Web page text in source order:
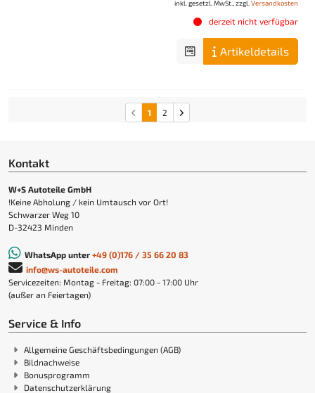
inkl. gesetzl. MwSt., zzgl. Versandkosten
derzeit nicht verfügbar
Artikeldetails
1 2
Kontakt
W+S Autoteile GmbH
!Keine Abholung / kein Umtausch vor Ort!
Schwarzer Weg 10
D-32423 Minden
WhatsApp unter +49 (0)176 / 35 66 20 83
info@ws-autoteile.com
Servicezeiten: Montag - Freitag: 07:00 - 17:00 Uhr
(außer an Feiertagen)
Service & Info
Allgemeine Geschäftsbedingungen (AGB)
Bildnachweise
Bonusprogramm
Datenschutzerklärung